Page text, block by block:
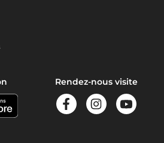
Rendez-nous visite